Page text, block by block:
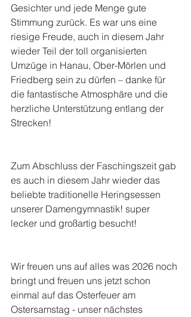
Gesichter und jede Menge gute
Stimmung zurück. Es war uns eine
riesige Freude, auch in diesem Jahr
wieder Teil der toll organisierten
Umzüge in Hanau, Ober-Mörlen und
Friedberg sein zu dürfen – danke für
die fantastische Atmosphäre und die
herzliche Unterstützung entlang der
Strecken!
Zum Abschluss der Faschingszeit gab
es auch in diesem Jahr wieder das
beliebte traditionelle Heringsessen
unserer Damengymnastik! super
lecker und großartig besucht!
Wir freuen uns auf alles was 2026 noch
bringt und freuen uns jetzt schon
einmal auf das Osterfeuer am
Ostersamstag - unser nächstes